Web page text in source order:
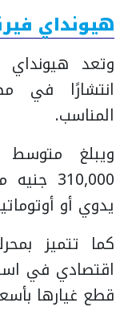
هيونداي فيرنا
وتعد هيونداي
انتشارًا في
المناسب.
يدوي أو
اقتصادي في
قطع غيارها